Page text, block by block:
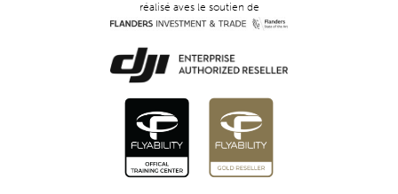
réalisé aves le soutien de